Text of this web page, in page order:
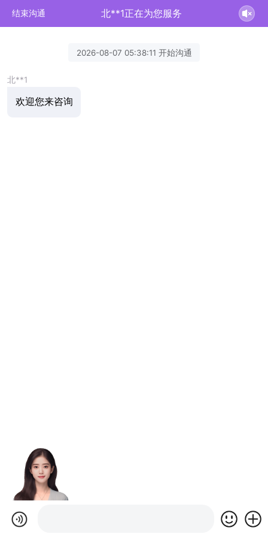
结束沟通 北**1正在为您服务
2026-08-07 05:38:11 开始沟通
北**1
欢迎您来咨询